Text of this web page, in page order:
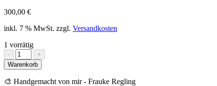
300,00 €
inkl. 7 % MwSt. zzgl. Versandkosten
1 vorrätig
-
Original
-
Giraffe
Menge
+
Warenkorb
🎨 Handgemacht von mir - Frauke Regling